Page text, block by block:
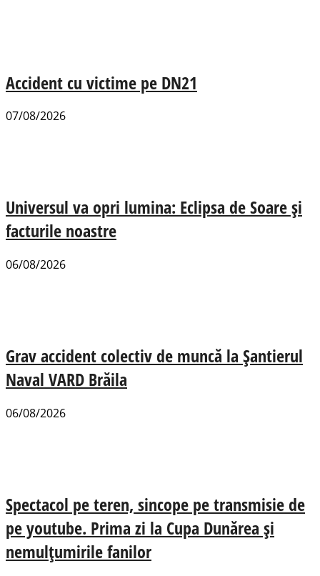
Accident cu victime pe DN21
07/08/2026
Universul va opri lumina: Eclipsa de Soare și
facturile noastre
06/08/2026
Grav accident colectiv de muncă la Șantierul
Naval VARD Brăila
06/08/2026
Spectacol pe teren, sincope pe transmisie de
pe youtube. Prima zi la Cupa Dunărea și
nemulțumirile fanilor